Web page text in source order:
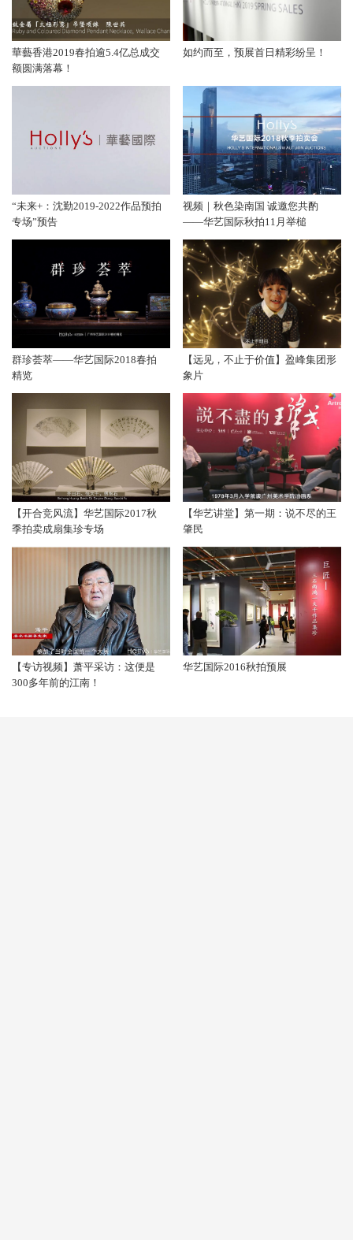
華藝香港2019春拍逾5.4亿总成交
额圆满落幕！
如约而至，预展首日精彩纷呈！
“未来+：沈勤2019-2022作品预拍
专场”预告
视频｜秋色染南国 诚邀您共酌
——华艺国际秋拍11月举槌
群珍荟萃——华艺国际2018春拍
精览
【远见，不止于价值】盈峰集团形
象片
【开合竞风流】华艺国际2017秋
季拍卖成扇集珍专场
【华艺讲堂】第一期：说不尽的王
肇民
【专访视频】萧平采访：这便是
300多年前的江南！
华艺国际2016秋拍预展